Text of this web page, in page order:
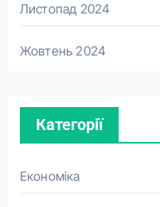
Листопад 2024
Жовтень 2024
Категорії
Економіка